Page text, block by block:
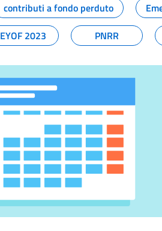
contributi a fondo perduto
EYOF 2023 PNRR